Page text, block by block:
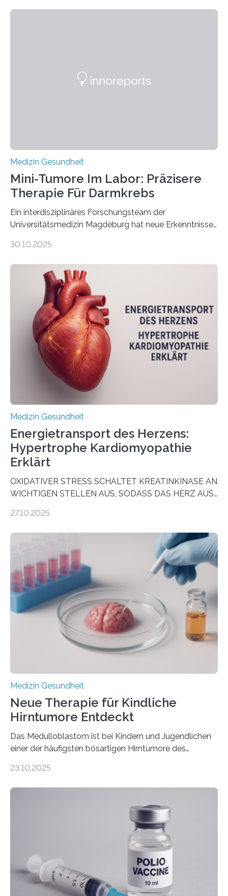
Medizin Gesundheit
Mini-Tumore Im Labor: Präzisere
Therapie Für Darmkrebs
Ein interdisziplinäres Forschungsteam der
Universitätsmedizin Magdeburg hat neue Erkenntnisse
behandelt werden kann. In ihrer aktuellen Studie,
Oncology, zeigen die Forschenden, dass Mini-Tumore
aus Gewebe von Patientinnen und Patienten –
sogenannte Organoide – genutzt werden können, um
vorab zu prüfen, welche Medikamente am besten
wirken. Dabei wurde ein Eiweiß identifiziert, das künftig
als Biomarker für die Wahl der passenden Therapie
dienen könnte. Darmkrebs zählt weltweit zu den
häufigsten Krebsarten und stellt…
30.10.2025
Medizin Gesundheit
Energietransport des Herzens:
Hypertrophe Kardiomyopathie
Erklärt
OXIDATIVER STRESS SCHALTET KREATINKINASE AN
WICHTIGEN STELLEN AUS, SODASS DAS HERZ AUS
aus dem Deutschen Zentrum für Herzinsuffizienz
im Journal Circulation, warum der Energietransport bei
der Hypertrophen Kardiomyopathie (HCM) versagen
kann und wie sich durch eine Verringerung der
Herzbelastung und des oxidativen Stresses
Rhythmusstörungen reduzieren lassen. Würzburg. Die
hypertrophe Kardiomyopathie (HCM) ist die häufigste
erblich bedingte Herzerkrankung. Sie führt dazu, dass
sich die linke Herzkammer verdickt, der Herzmuskel zu
stark kontrahiert…
27.10.2025
Medizin Gesundheit
Neue Therapie für Kindliche
Hirntumore Entdeckt
Das Medulloblastom ist bei Kindern und Jugendlichen
einer der häufigsten bösartigen Hirntumore des
Betroffenen können mit heutigen Methoden geheilt
Dringend benötigt werden zielgerichtete Therapien, die
nur Tumorschwachstellen angreifen und normales
Gewebe verschonen. Forschende um Daniel Merk vom
Hertie-Institut für klinische Hirnforschung am
Universitätsklinikum Tübingen haben eine solche
Schwachstelle im Erbgut einer Untergruppe des
Medulloblastoms gefunden. Die Wilhelm Sander-
23.10.2025